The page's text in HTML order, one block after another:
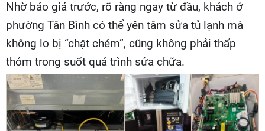
Nhờ báo giá trước, rõ ràng ngay từ đầu, khách ở
phường Tân Bình có thể yên tâm sửa tủ lạnh mà
không lo bị “chặt chém”, cũng không phải thấp
thỏm trong suốt quá trình sửa chữa.